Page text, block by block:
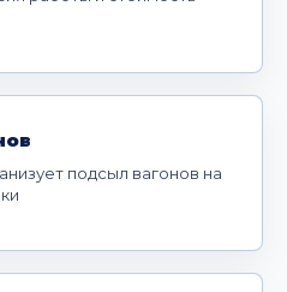
подсыл вагонов на